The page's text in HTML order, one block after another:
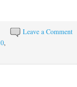
Leave a Comment
,